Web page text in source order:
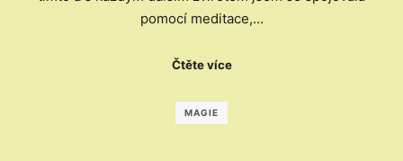
pomocí meditace,…
Čtěte více
MAGIE